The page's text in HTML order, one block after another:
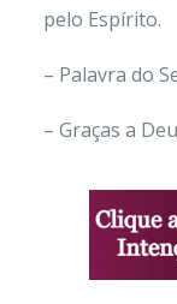
pelo Espírito.
– Palavra do
– Graças a